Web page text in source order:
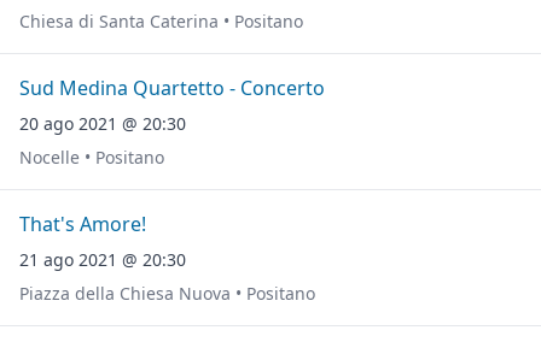
Chiesa di Santa Caterina • Positano
Sud Medina Quartetto - Concerto
20 ago 2021 @ 20:30
Nocelle • Positano
That's Amore!
21 ago 2021 @ 20:30
Piazza della Chiesa Nuova • Positano